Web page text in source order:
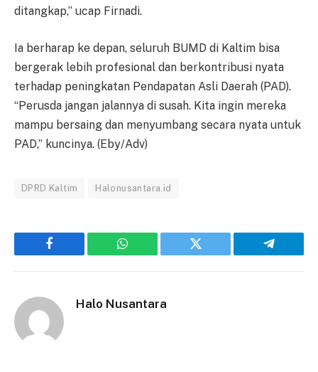
ditangkap,” ucap Firnadi.
Ia berharap ke depan, seluruh BUMD di Kaltim bisa
bergerak lebih profesional dan berkontribusi nyata
terhadap peningkatan Pendapatan Asli Daerah (PAD).
“Perusda jangan jalannya di susah. Kita ingin mereka
mampu bersaing dan menyumbang secara nyata untuk
PAD,” kuncinya. (Eby/Adv)
DPRD Kaltim Halonusantara.id
Facebook WhatsApp Twitter Telegram
Halo Nusantara